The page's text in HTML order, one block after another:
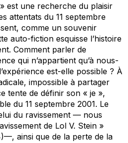
est une recherche du plaisir
attentats du 11 septembre
comme un souvenir
auto-fiction esquisse l’histoire
Comment parler de
qui n’appartient qu’à nous-
est-elle possible ? À
impossible à partager
tente de définir son « je »,
du 11 septembre 2001. Le
du ravissement — nous
de Lol V. Stein »
ainsi que de la perte de la